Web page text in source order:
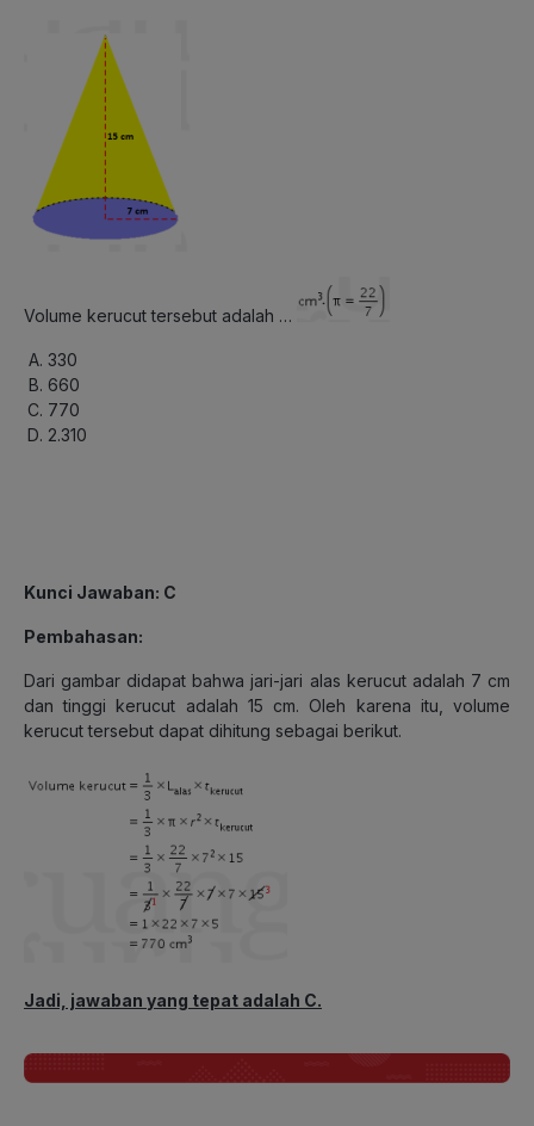
Volume kerucut tersebut adalah …
330
660
770
2.310
Kunci Jawaban: C
Pembahasan:
Dari gambar didapat bahwa jari-jari alas kerucut adalah 7 cm
dan tinggi kerucut adalah 15 cm. Oleh karena itu, volume
kerucut tersebut dapat dihitung sebagai berikut.
Jadi, jawaban yang tepat adalah C.